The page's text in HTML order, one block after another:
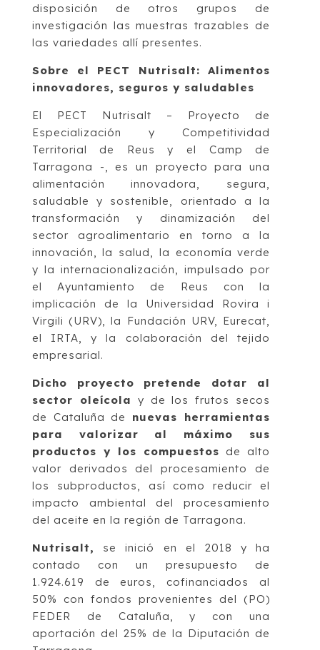
disposición de otros grupos de
investigación las muestras trazables de
las variedades allí presentes.
Sobre el PECT Nutrisalt: Alimentos
innovadores, seguros y saludables
El PECT Nutrisalt – Proyecto de
Especialización y Competitividad
Territorial de Reus y el Camp de
Tarragona -, es un proyecto para una
alimentación innovadora, segura,
saludable y sostenible, orientado a la
transformación y dinamización del
sector agroalimentario en torno a la
innovación, la salud, la economía verde
y la internacionalización, impulsado por
el Ayuntamiento de Reus con la
implicación de la Universidad Rovira i
Virgili (URV), la Fundación URV, Eurecat,
el IRTA, y la colaboración del tejido
empresarial.
Dicho proyecto pretende dotar al
sector oleícola y de los frutos secos
de Cataluña de nuevas herramientas
para valorizar al máximo sus
productos y los compuestos de alto
valor derivados del procesamiento de
los subproductos, así como reducir el
impacto ambiental del procesamiento
del aceite en la región de Tarragona.
Nutrisalt, se inició en el 2018 y ha
contado con un presupuesto de
1.924.619 de euros, cofinanciados al
50% con fondos provenientes del (PO)
FEDER de Cataluña, y con una
aportación del 25% de la Diputación de